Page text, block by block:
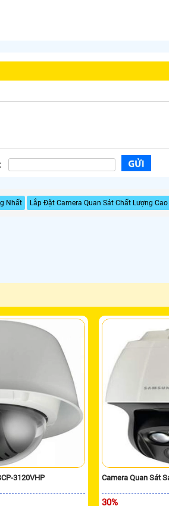
Nhất Lắp Đặt Camera Quan Sát Chất Lượng Cao
3120VHP Camera Quan Sát
30%